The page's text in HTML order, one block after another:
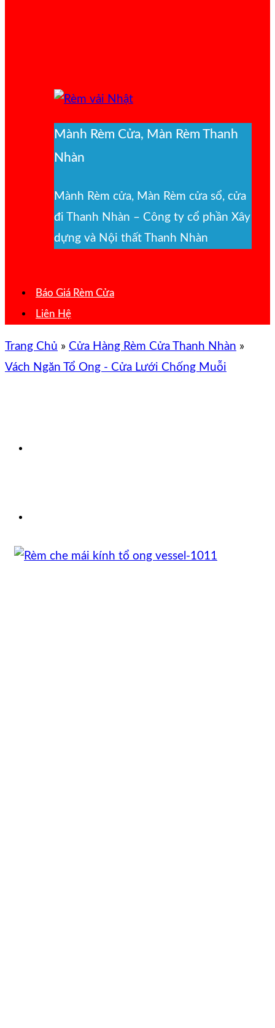
Mành Rèm Cửa, Màn Rèm Thanh
Nhàn
Mành Rèm cửa, Màn Rèm cửa sổ, cửa
đi Thanh Nhàn – Công ty cổ phần Xây
dựng và Nội thất Thanh Nhàn
Báo Giá Rèm Cửa
Liên Hệ
Trang Chủ » Cửa Hàng Rèm Cửa Thanh Nhàn »
Vách Ngăn Tổ Ong - Cửa Lưới Chống Muỗi